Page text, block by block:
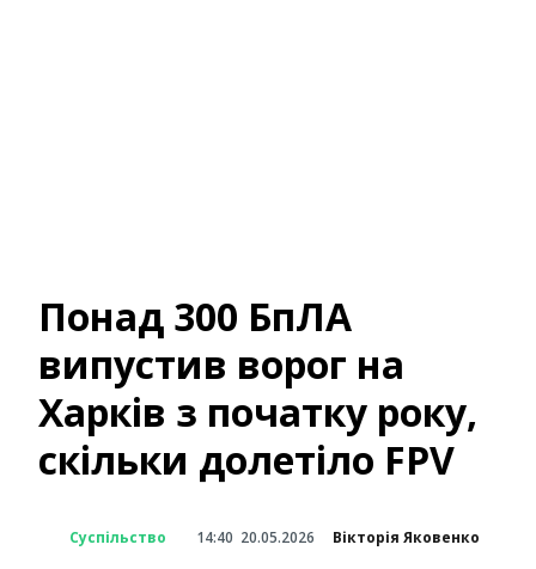
Понад 300 БпЛА
випустив ворог на
Харків з початку року,
скільки долетіло FPV
Суспільство 14:40 20.05.2026 Вікторія Яковенко